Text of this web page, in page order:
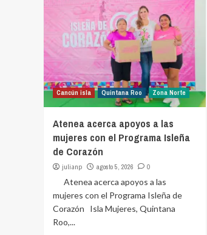
Cancún isla Quintana Roo Zona Norte
Atenea acerca apoyos a las
mujeres con el Programa Isleña
de Corazón
julianp agosto 5, 2026 0
Atenea acerca apoyos a las
mujeres con el Programa Isleña de
Corazón Isla Mujeres, Quintana
Roo,...